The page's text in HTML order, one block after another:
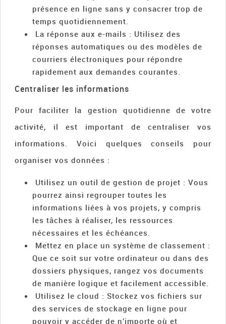
présence en ligne sans y consacrer trop de
temps quotidiennement.
La réponse aux e-mails : Utilisez des
réponses automatiques ou des modèles de
courriers électroniques pour répondre
rapidement aux demandes courantes.
Centraliser les informations
Pour faciliter la gestion quotidienne de votre
activité, il est important de centraliser vos
informations. Voici quelques conseils pour
organiser vos données :
Utilisez un outil de gestion de projet : Vous
pourrez ainsi regrouper toutes les
informations liées à vos projets, y compris
les tâches à réaliser, les ressources
nécessaires et les échéances.
Mettez en place un système de classement :
Que ce soit sur votre ordinateur ou dans des
dossiers physiques, rangez vos documents
de manière logique et facilement accessible.
Utilisez le cloud : Stockez vos fichiers sur
des services de stockage en ligne pour
pouvoir y accéder de n’importe où et